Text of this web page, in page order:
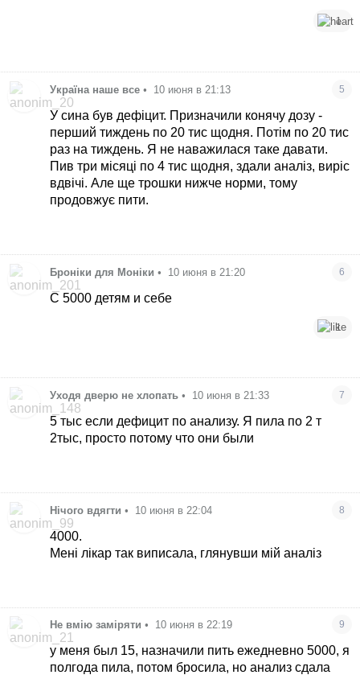
1
Україна наше все • 10 июня в 21:13 5
У сина був дефіцит. Призначили конячу дозу -
перший тиждень по 20 тис щодня. Потім по 20 тис
раз на тиждень. Я не наважилася таке давати.
Пив три місяці по 4 тис щодня, здали аналіз, виріс
вдвічі. Але ще трошки нижче норми, тому
продовжує пити.
Броніки для Моніки • 10 июня в 21:20 6
С 5000 детям и себе
1
Уходя дверю не хлопать • 10 июня в 21:33 7
5 тыс если дефицит по анализу. Я пила по 2 т
2тыс, просто потому что они были
Нічого вдягти • 10 июня в 22:04 8
4000.
Мені лікар так виписала, глянувши мій аналіз
Не вмію заміряти • 10 июня в 22:19 9
у меня был 15, назначили пить ежедневно 5000, я
полгода пила, потом бросила, но анализ сдала